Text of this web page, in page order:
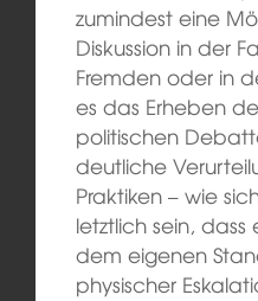
zumindest eine
Diskussion in der
Fremden oder in
es das Erheben
politischen
deutliche
Praktiken – wie
letztlich sein, dass
dem eigenen
physischer